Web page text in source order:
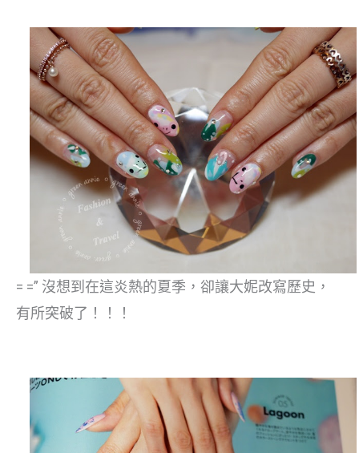
= =” 沒想到在這炎熱的夏季，卻讓大妮改寫歷史，
有所突破了！！！